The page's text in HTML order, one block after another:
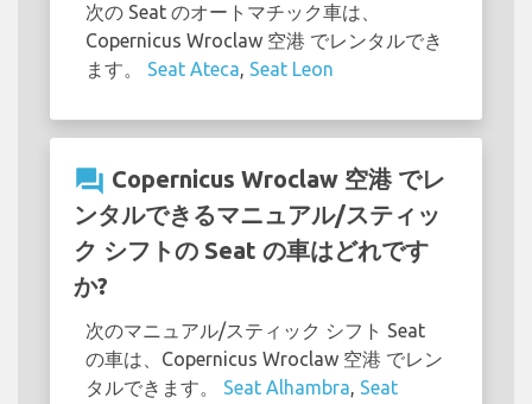
次の Seat のオートマチック車は、
Copernicus Wroclaw 空港 でレンタルでき
ます。 Seat Ateca, Seat Leon
question_answer Copernicus Wroclaw 空港 でレ
ンタルできるマニュアル/スティッ
ク シフトの Seat の車はどれです
か?
次のマニュアル/スティック シフト Seat
の車は、Copernicus Wroclaw 空港 でレン
タルできます。 Seat Alhambra, Seat